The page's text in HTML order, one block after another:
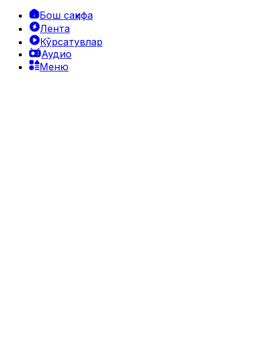
Бош саҳифа
Лента
Кўрсатувлар
Аудио
Меню